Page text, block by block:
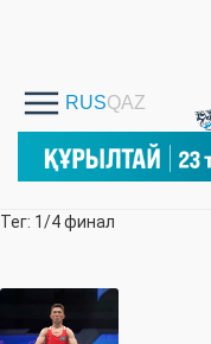
Тег: 1/4 финал